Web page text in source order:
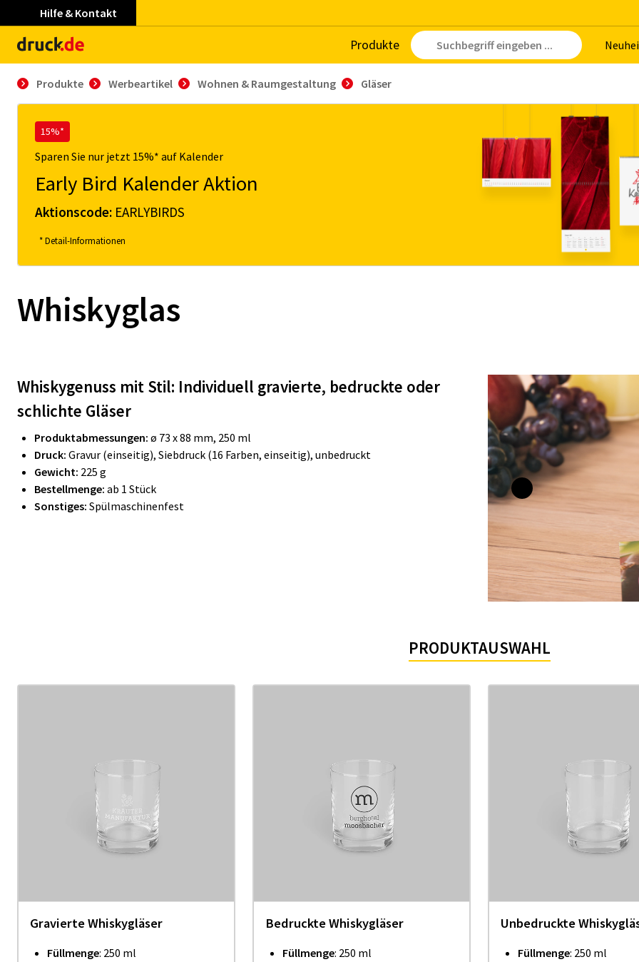
Hilfe & Kontakt
Pro­duk­te
Produkte Werbeartikel Wohnen & Raumgestaltung Gläser
15%*
Sparen Sie nur jetzt 15%* auf Kalender
Early Bird Kalender Aktion
Aktionscode: EARLYBIRDS
* Detail-Informationen
Whiskyglas
Whiskygenuss mit Stil: Individuell gravierte, bedruckte oder
schlichte Gläser
Produktabmessungen: ø 73 x 88 mm, 250 ml
Druck: Gravur (einseitig), Siebdruck (16 Farben, einseitig), unbedruckt
Gewicht: 225 g
Bestellmenge: ab 1 Stück
Sonstiges: Spülmaschinenfest
PRODUKTAUSWAHL
Gravierte Whiskygläser
Füllmenge: 250 ml
Bedruckte Whiskygläser
Füllmenge: 250 ml
Unbedruckte
Füllmenge: 250 ml